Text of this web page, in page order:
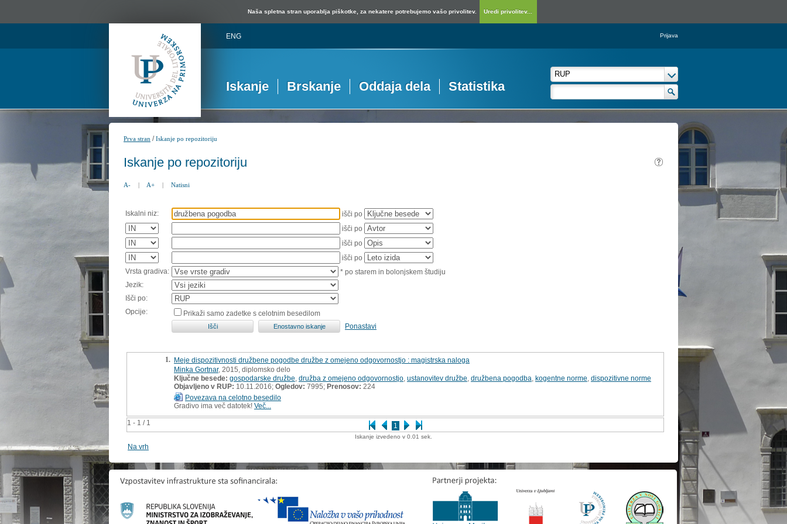
Naša spletna stran uporablja piškotke, za nekatere potrebujemo vašo privolitev. Uredi privolitev...
ENG Prijava
Iskanje Brskanje Oddaja dela Statistika
Prva stran /Iskanje po repozitoriju
Iskanje po repozitoriju
A- | A+ | Natisni
Iskalni niz:
išči po
išči po
išči po
išči po
Vrsta gradiva:
* po starem in bolonjskem študiju
Jezik:
Išči po:
Opcije:
Prikaži samo zadetke s celotnim besedilom
Ponastavi
1 - 1 / 1 1
1. Meje dispozitivnosti družbene pogodbe družbe z omejeno odgovornostjo : magistrska naloga
Minka Gortnar, 2015, diplomsko delo
Ključne besede: gospodarske družbe družba z omejeno odgovornostjo ustanovitev družbe družbena pogodba kogentne norme dispozitivne norme
Objavljeno v RUP: 10.11.2016; Ogledov: 7995; Prenosov: 224
Povezava na celotno besedilo
Gradivo ima več datotek! Več...
Iskanje izvedeno v 0.01 sek.
Na vrh